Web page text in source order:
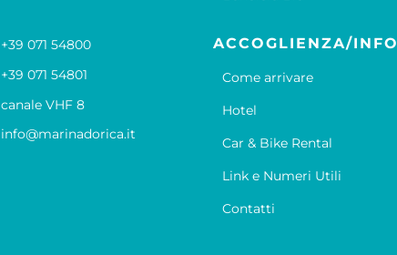
+39 071 54800
+39 071 54801
canale VHF 8
info@marinadorica.it
ACCOGLIENZA/INFO
Come arrivare
Hotel
Car & Bike Rental
Link e Numeri Utili
Contatti